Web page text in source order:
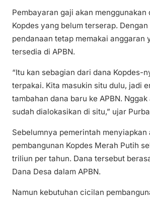
Pembayaran gaji akan menggunakan
Kopdes yang belum terserap.
pendanaan tetap memakai anggaran
tersedia di APBN.
“Itu kan sebagian dari dana Kopdes-
terpakai. Kita masukin situ dulu, jadi
tambahan dana baru ke APBN.
sudah dialokasikan di situ,” ujar
Sebelumnya pemerintah
pembangunan Kopdes Merah Putih
triliun per tahun. Dana tersebut
Dana Desa dalam APBN.
Namun kebutuhan cicilan